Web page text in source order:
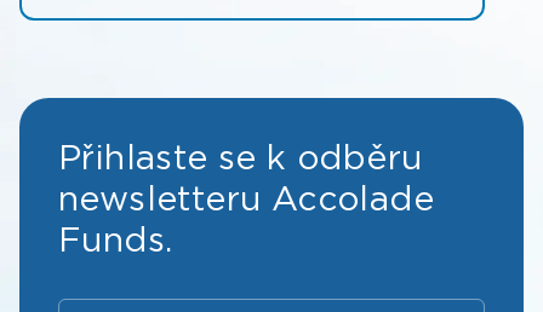
Přihlaste se k odběru
newsletteru Accolade
Funds.